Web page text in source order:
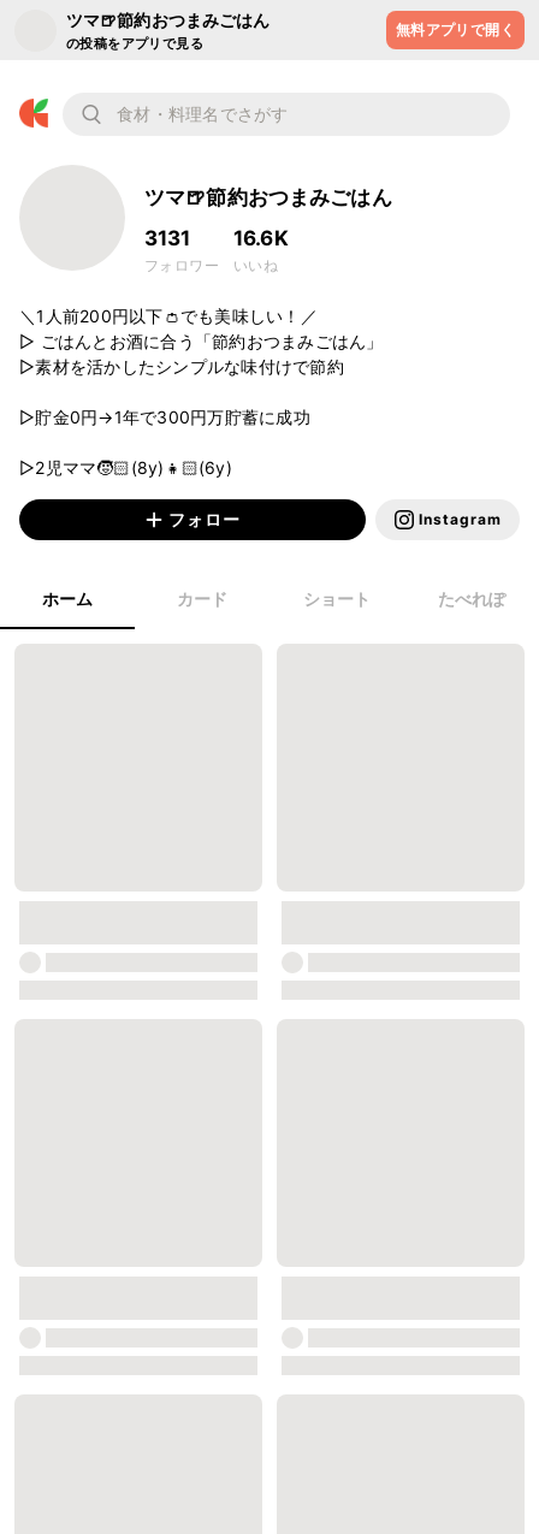
ツマ🍺節約おつまみごはん
の投稿をアプリで見る
無料アプリで開く
ツマ🍺節約おつまみごはん
3131
フォロワー
16.6K
いいね
＼1人前200円以下👛でも美味しい！／
▷ ごはんとお酒に合う「節約おつまみごはん」
▷素材を活かしたシンプルな味付けで節約
▷貯金0円→1年で300円万貯蓄に成功
▷2児ママ🧒🏻(8y)👧🏻(6y)
フォロー Instagram
ホーム カード ショート たべれぽ